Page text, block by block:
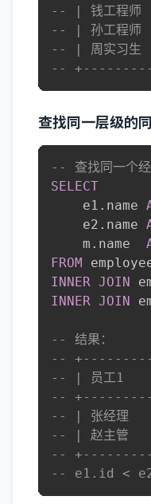
-- | 钱工程师
-- | 孙工程师
-- | 周实习生
--
查找同一层级的
-- 查找同一个经
SELECT
    e1
. name
    e2
. name
    m
. name
FROM
INNER JOIN
INNER JOIN
-- 结果：
--
-- | 员工1
--
-- | 张经理
-- | 赵主管
--
-- e1.id <